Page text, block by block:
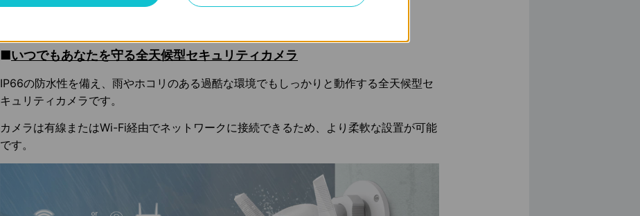
■いつでもあなたを守る全天候型セキュリティカメラ
IP66の防水性を備え、雨やホコリのある過酷な環境でもしっかりと動作する全天候型セ
キュリティカメラです。
カメラは有線またはWi-Fi経由でネットワークに接続できるため、より柔軟な設置が可能
です。